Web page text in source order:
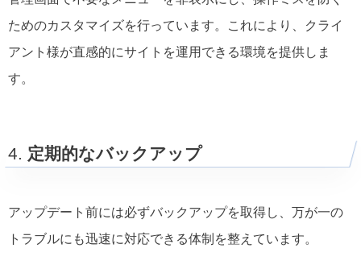
ためのカスタマイズを行っています。これにより、クライ
アント様が直感的にサイトを運用できる環境を提供しま
す。
4. 定期的なバックアップ
アップデート前には必ずバックアップを取得し、万が一の
トラブルにも迅速に対応できる体制を整えています。